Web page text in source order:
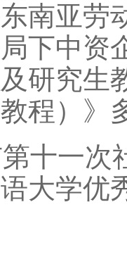
南亚劳
下中资
研究生
程）
十一次
大学优